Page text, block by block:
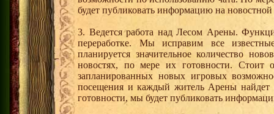
будет публиковать информацию на
3. Ведется работа над Лесом Арены.
переработке. Мы исправим все
планируется значительное количество
новостях, по мере их готовности. Стоит
запланированных новых игровых
посещения и каждый житель Арены
готовности, мы будет публиковать